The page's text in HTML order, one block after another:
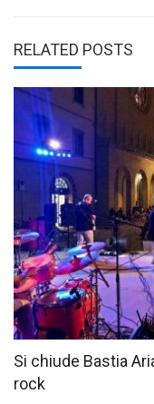
RELATED POSTS
Si chiude Bastia
rock